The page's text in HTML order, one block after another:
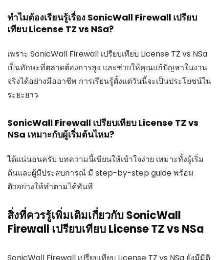
ทำไมต้องเรียนรู้เรื่อง SonicWall Firewall เปรียบ
เทียบ License TZ vs NSa?
เพราะ SonicWall Firewall เปรียบเทียบ License TZ vs NSa
เป็นทักษะที่ตลาดต้องการสูง และช่วยให้คุณแก้ปัญหาในงาน
จริงได้อย่างมืออาชีพ การเรียนรู้ตั้งแต่วันนี้จะเป็นประโยชน์ใน
ระยะยาว
SonicWall Firewall เปรียบเทียบ License TZ vs
NSa เหมาะกับผู้เริ่มต้นไหม?
ได้แน่นอนครับ บทความนี้เขียนให้เข้าใจง่าย เหมาะทั้งผู้เริ่ม
ต้นและผู้มีประสบการณ์ มี step-by-step guide พร้อม
ตัวอย่างให้ทำตามได้ทันที
สิ่งที่ควรรู้เพิ่มเติมเกี่ยวกับ SonicWall
Firewall เปรียบเทียบ License TZ vs NSa